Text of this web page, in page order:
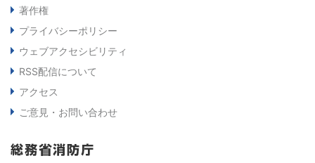
著作権
プライバシーポリシー
ウェブアクセシビリティ
RSS配信について
アクセス
ご意見・お問い合わせ